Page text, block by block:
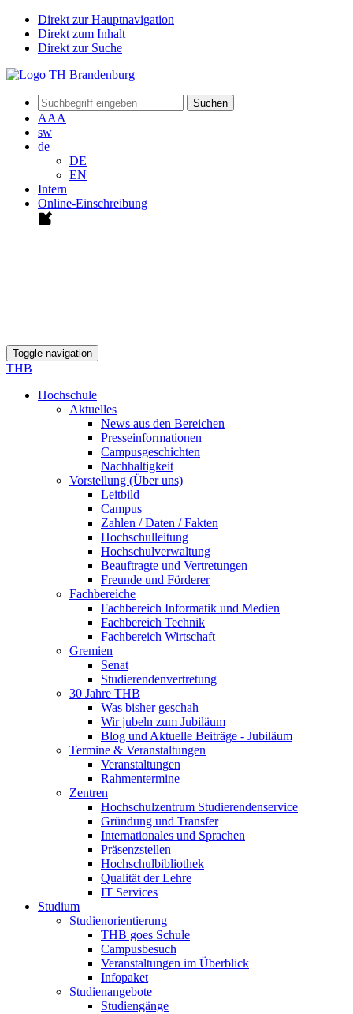
Direkt zur Hauptnavigation
Direkt zum Inhalt
Direkt zur Suche
Suchen
AAA
sw
de
DE
EN
Intern
Online-Einschreibung
Toggle navigation
THB
Hochschule
Aktuelles
News aus den Bereichen
Presseinformationen
Campusgeschichten
Nachhaltigkeit
Vorstellung (Über uns)
Leitbild
Campus
Zahlen / Daten / Fakten
Hochschulleitung
Hochschulverwaltung
Beauftragte und Vertretungen
Freunde und Förderer
Fachbereiche
Fachbereich Informatik und Medien
Fachbereich Technik
Fachbereich Wirtschaft
Gremien
Senat
Studierendenvertretung
30 Jahre THB
Was bisher geschah
Wir jubeln zum Jubiläum
Blog und Aktuelle Beiträge - Jubiläum
Termine & Veranstaltungen
Veranstaltungen
Rahmentermine
Zentren
Hochschulzentrum Studierendenservice
Gründung und Transfer
Internationales und Sprachen
Präsenzstellen
Hochschulbibliothek
Qualität der Lehre
IT Services
Studium
Studienorientierung
THB goes Schule
Campusbesuch
Veranstaltungen im Überblick
Infopaket
Studienangebote
Studiengänge